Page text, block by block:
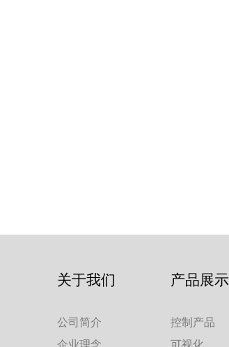
关于我们
公司简介
企业理念
产品展示
控制产品
可视化